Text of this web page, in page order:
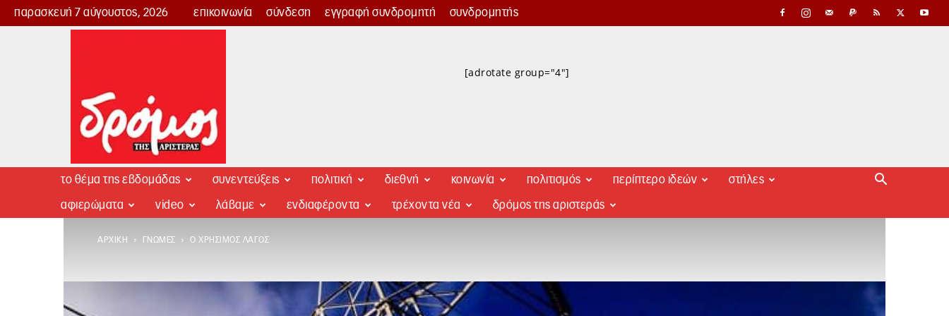
παρασκευή 7 αύγουστος, 2026 επικοινωνία σύνδεση εγγραφή συνδρομητή συνδρομητής
Δρόμος
[adrotate group="4"]
το θέμα της εβδομάδας συνεντεύξεις πολιτική διεθνή κοινωνία πολιτισμός περίπτερο ιδεών στήλες
αφιερώματα video λάβαμε ενδιαφέροντα τρέχοντα νέα δρόμος της αριστεράς
ΑΡΧΙΚΉ ΓΝΏΜΕΣ Ο ΧΡΉΣΙΜΟΣ ΛΑΓΌΣ